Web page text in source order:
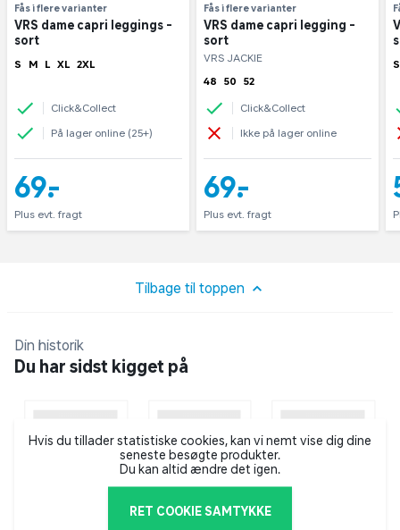
Fås i flere varianter
VRS dame capri leggings -
sort
S M L XL 2XL
Click&Collect
På lager online (25+)
69,-
Plus evt. fragt
Fås i flere varianter
VRS dame capri legging -
sort
VRS JACKIE
48
50 52
Click&Collect
Ikke på lager online
69,-
Plus evt. fragt
S
Tilbage til toppen
Din historik
Du har sidst kigget på
Hvis du tillader statistiske cookies, kan vi nemt vise dig dine
seneste besøgte produkter.
Du kan altid ændre det igen.
RET COOKIE SAMTYKKE